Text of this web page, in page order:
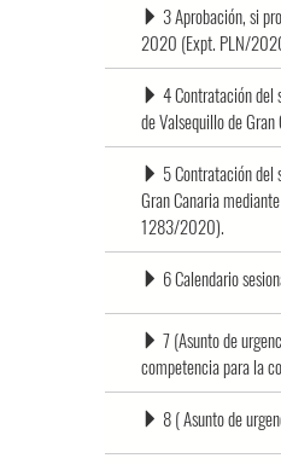
3 Aprobación, si
2020 (Expt. PLN/
4 Contratación del
de Valsequillo de
5 Contratación del
Gran Canaria
1283/2020).
6 Calendario
7 (Asunto de
competencia para la
8 ( Asunto de